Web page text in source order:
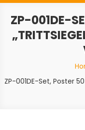
ZP-001DE-
ZP-001DE-Set, Poster